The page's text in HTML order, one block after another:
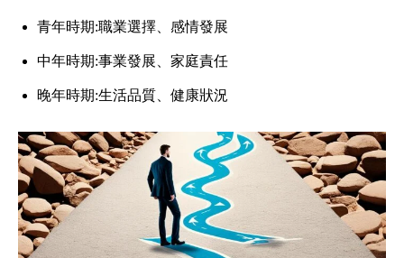
青年時期:職業選擇、感情發展
中年時期:事業發展、家庭責任
晚年時期:生活品質、健康狀況